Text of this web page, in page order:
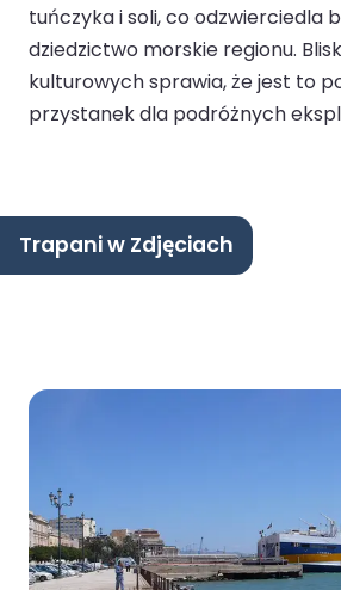
tuńczyka i soli, co odzwierciedla
dziedzictwo morskie regionu.
kulturowych sprawia, że jest to
przystanek dla podróżnych
Trapani w Zdjęciach